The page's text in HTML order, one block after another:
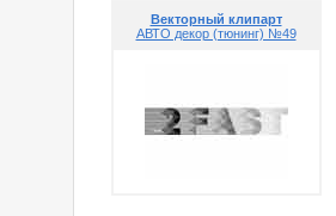
Векторный клипарт
АВТО декор (тюнинг) №49